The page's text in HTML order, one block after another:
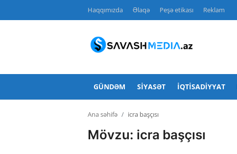
Haqqımızda Əlaqə Peşə etikası Reklam
GÜNDƏM SIYASƏT İQTISADIYYAT
Ana səhifə icra başçısı
Mövzu: icra başçısı